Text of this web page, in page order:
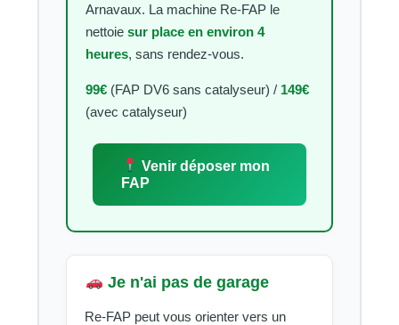
Arnavaux. La machine Re-FAP le
nettoiesur place en environ 4
heures, sans rendez-vous.
99€ (FAP DV6 sans catalyseur) / 149€
(avec catalyseur)
Venir déposer mon
FAP
Je n'ai pas de garage
Re-FAP peut vous orienter vers un